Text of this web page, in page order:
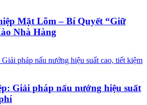
Mặt Lõm – Bí Quyết “Giữ
Nhà Hàng
Giải pháp nấu nướng hiệu suất